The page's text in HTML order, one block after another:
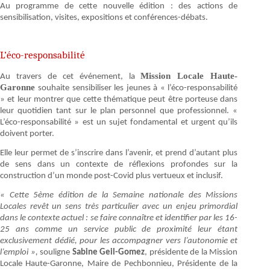
Au programme de cette nouvelle édition : des actions de
sensibilisation, visites, expositions et conférences-débats.
L’éco-responsabilité
Au travers de cet événement, laMission Locale Haute-
Garonnesouhaite sensibiliser les jeunes à « l’éco-responsabilité
» et leur montrer que cette thématique peut être porteuse dans
leur quotidien tant sur le plan personnel que professionnel. «
L’éco-responsabilité » est un sujet fondamental et urgent qu’ils
doivent porter.
Elle leur permet de s’inscrire dans l’avenir, et prend d’autant plus
de sens dans un contexte de réflexions profondes sur la
construction d’un monde post-Covid plus vertueux et inclusif.
« Cette 5ème édition de la Semaine nationale des Missions
Locales revêt un sens très particulier avec un enjeu primordial
dans le contexte actuel : se faire connaître et identifier par les 16-
25 ans comme un service public de proximité leur étant
exclusivement dédié, pour les accompagner vers l’autonomie et
l’emploi »,souligne Sabine Geil-Gomez, présidente de la Mission
Locale Haute-Garonne, Maire de Pechbonnieu, Présidente de la